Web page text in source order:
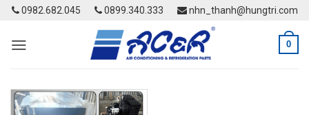
Skip
content
0982.682.045 0899.340.333 nhn_thanh@hungtri.com
0